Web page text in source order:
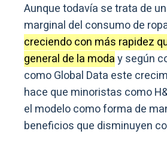
Aunque todavía se trata de
marginal del consumo de
creciendo con más rapidez
general de la moday según
como Global Data este
hace que minoristas como
el modelo como forma de
beneficios que disminuyen